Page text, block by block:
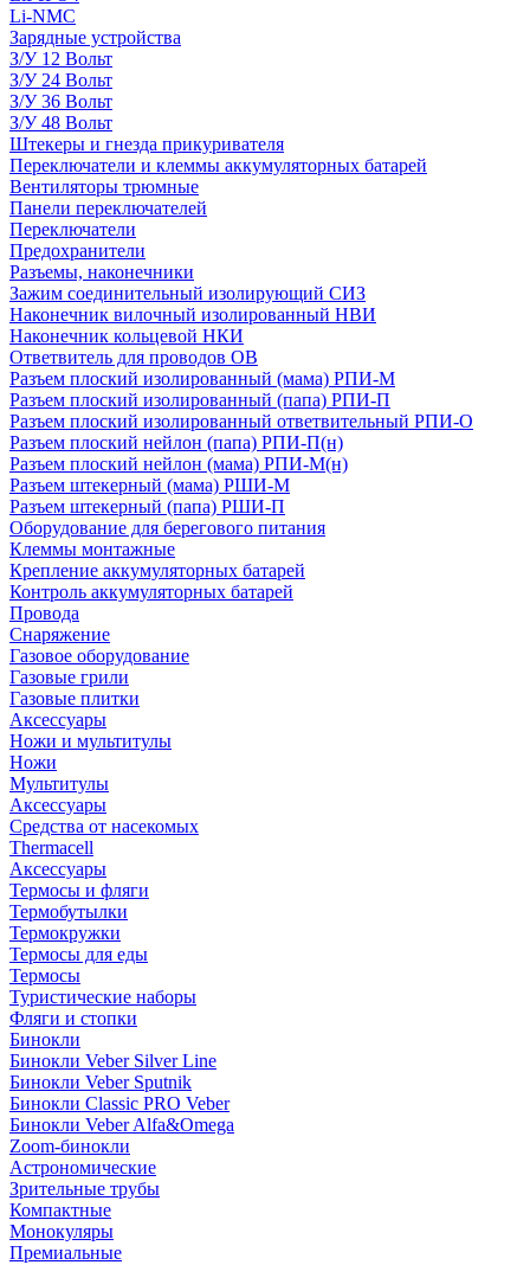
Li-NMC
Зарядные устройства
З/У 12 Вольт
З/У 24 Вольт
З/У 36 Вольт
З/У 48 Вольт
Штекеры и гнезда прикуривателя
Переключатели и клеммы аккумуляторных батарей
Вентиляторы трюмные
Панели переключателей
Переключатели
Предохранители
Разъемы, наконечники
Зажим соединительный изолирующий СИЗ
Наконечник вилочный изолированный НВИ
Наконечник кольцевой НКИ
Ответвитель для проводов ОВ
Разъем плоский изолированный (мама) РПИ-М
Разъем плоский изолированный (папа) РПИ-П
Разъем плоский изолированный ответвительный РПИ-О
Разъем плоский нейлон (папа) РПИ-П(н)
Разъем плоский нейлон (мама) РПИ-М(н)
Разъем штекерный (мама) РШИ-М
Разъем штекерный (папа) РШИ-П
Оборудование для берегового питания
Клеммы монтажные
Крепление аккумуляторных батарей
Контроль аккумуляторных батарей
Провода
Снаряжение
Газовое оборудование
Газовые грили
Газовые плитки
Аксессуары
Ножи и мультитулы
Ножи
Мультитулы
Аксессуары
Средства от насекомых
Thermacell
Аксессуары
Термосы и фляги
Термобутылки
Термокружки
Термосы для еды
Термосы
Туристические наборы
Фляги и стопки
Бинокли
Бинокли Veber Silver Line
Бинокли Veber Sputnik
Бинокли Classic PRO Veber
Бинокли Veber Alfa&Omega
Zoom-бинокли
Астрономические
Зрительные трубы
Компактные
Монокуляры
Премиальные